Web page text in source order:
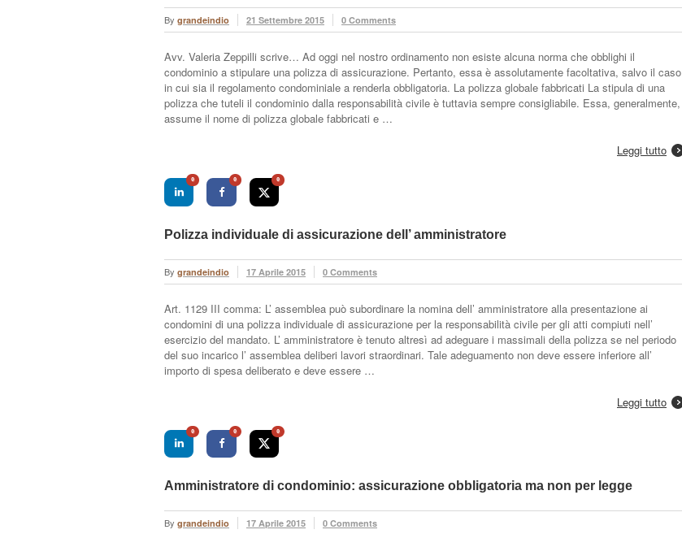
By grandeindio 21 Settembre 2015 0 Comments
Avv. Valeria Zeppilli scrive… Ad oggi nel nostro ordinamento non esiste alcuna norma che obblighi il
condominio a stipulare una polizza di assicurazione. Pertanto, essa è assolutamente facoltativa, salvo il caso
in cui sia il regolamento condominiale a renderla obbligatoria. La polizza globale fabbricati La stipula di una
polizza che tuteli il condominio dalla responsabilità civile è tuttavia sempre consigliabile. Essa, generalmente,
assume il nome di polizza globale fabbricati e …
Leggi tutto
0 0 0
Polizza individuale di assicurazione dell’ amministratore
By grandeindio 17 Aprile 2015 0 Comments
Art. 1129 III comma: L’ assemblea può subordinare la nomina dell’ amministratore alla presentazione ai
condomini di una polizza individuale di assicurazione per la responsabilità civile per gli atti compiuti nell’
esercizio del mandato. L’ amministratore è tenuto altresì ad adeguare i massimali della polizza se nel periodo
del suo incarico l’ assemblea deliberi lavori straordinari. Tale adeguamento non deve essere inferiore all’
importo di spesa deliberato e deve essere …
Leggi tutto
0 0 0
Amministratore di condominio: assicurazione obbligatoria ma non per legge
By grandeindio 17 Aprile 2015 0 Comments